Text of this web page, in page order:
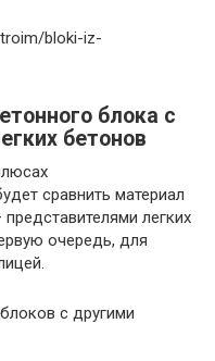
bloki-iz-
блока с
бетонов
сравнить материал
легких
очередь, для
с другими